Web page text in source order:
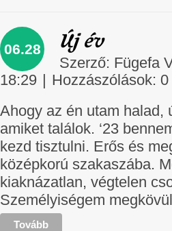
06.28 Új év
Szerző: Fügefa
18:29 | Hozzászólások: 0
Ahogy az én utam halad,
amiket találok. ‘23
kezd tisztulni. Erős és
középkorú szakaszába.
kiaknázatlan, végtelen
Személyiségem
Tovább